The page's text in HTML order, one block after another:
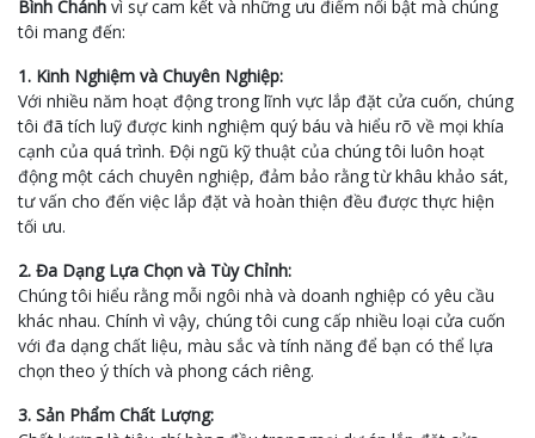
Bình Chánh vì sự cam kết và những ưu điểm nổi bật mà chúng
tôi mang đến:
1. Kinh Nghiệm và Chuyên Nghiệp:
Với nhiều năm hoạt động trong lĩnh vực lắp đặt cửa cuốn, chúng
tôi đã tích luỹ được kinh nghiệm quý báu và hiểu rõ về mọi khía
cạnh của quá trình. Đội ngũ kỹ thuật của chúng tôi luôn hoạt
động một cách chuyên nghiệp, đảm bảo rằng từ khâu khảo sát,
tư vấn cho đến việc lắp đặt và hoàn thiện đều được thực hiện
tối ưu.
2. Đa Dạng Lựa Chọn và Tùy Chỉnh:
Chúng tôi hiểu rằng mỗi ngôi nhà và doanh nghiệp có yêu cầu
khác nhau. Chính vì vậy, chúng tôi cung cấp nhiều loại cửa cuốn
với đa dạng chất liệu, màu sắc và tính năng để bạn có thể lựa
chọn theo ý thích và phong cách riêng.
3. Sản Phẩm Chất Lượng: